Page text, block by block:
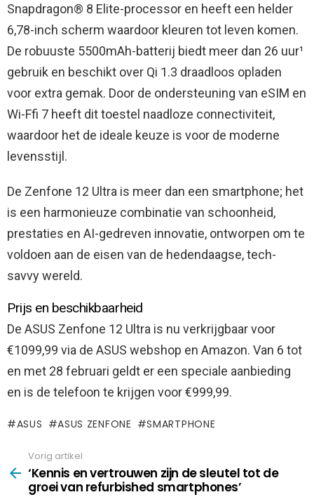
Snapdragon® 8 Elite-processor en heeft een helder
6,78-inch scherm waardoor kleuren tot leven komen.
De robuuste 5500mAh-batterij biedt meer dan 26 uur¹
gebruik en beschikt over Qi 1.3 draadloos opladen
voor extra gemak. Door de ondersteuning van eSIM en
Wi-Ffi 7 heeft dit toestel naadloze connectiviteit,
waardoor het de ideale keuze is voor de moderne
levensstijl.
De Zenfone 12 Ultra is meer dan een smartphone; het
is een harmonieuze combinatie van schoonheid,
prestaties en AI-gedreven innovatie, ontworpen om te
voldoen aan de eisen van de hedendaagse, tech-
savvy wereld.
Prijs en beschikbaarheid
De ASUS Zenfone 12 Ultra is nu verkrijgbaar voor
€1099,99 via de ASUS webshop en Amazon. Van 6 tot
en met 28 februari geldt er een speciale aanbieding
en is de telefoon te krijgen voor €999,99.
ASUS ASUS ZENFONE SMARTPHONE
more
Vorig artikel
‘Kennis en vertrouwen zijn de sleutel tot de
groei van refurbished smartphones’